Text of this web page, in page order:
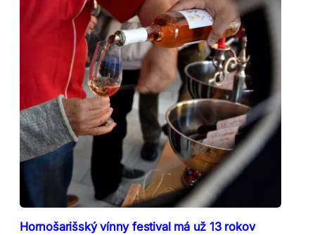
Hornošarišský vínny festival má už 13 rokov